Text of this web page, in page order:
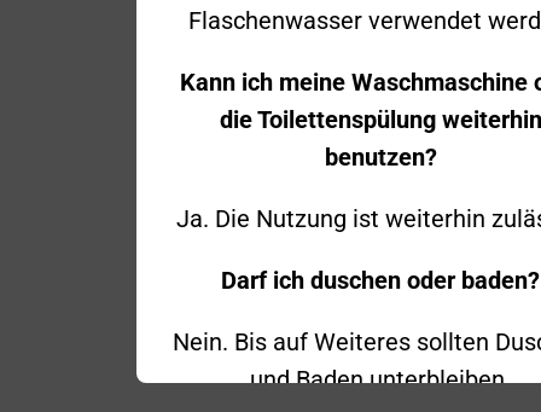
Flaschenwasser verwendet
Kann ich meine Waschmaschine
die Toilettenspülung weiterhin
benutzen?
Ja. Die Nutzung ist weiterhin
Darf ich duschen oder baden?
Nein. Bis auf Weiteres sollten
und Baden unterbleiben.